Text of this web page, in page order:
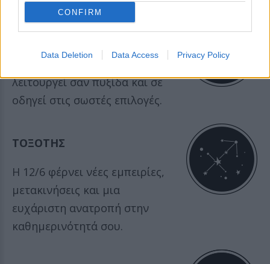
CONFIRM
Data Deletion Data Access Privacy Policy
ΣΚΟΡΠΙΟΣ
Σήμερα το ένστικτό σου
λειτουργεί σαν πυξίδα και σε
οδηγεί στις σωστές επιλογές.
ΤΟΞΟΤΗΣ
Η 12/6 φέρνει νέες εμπειρίες,
μετακινήσεις και μια
ευχάριστη ανατροπή στην
καθημερινότητά σου.